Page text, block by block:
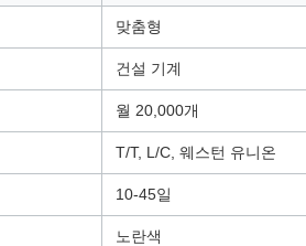
맞춤형
건설 기계
월 20,000개
T/T, L/C, 웨스턴 유니온
10-45일
노란색